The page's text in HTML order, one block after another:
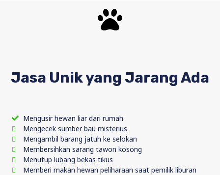
Jasa Unik yang Jarang Ada
Mengusir hewan liar dari rumah
Mengecek sumber bau misterius
Mengambil barang jatuh ke selokan
Membersihkan sarang tawon kosong
Menutup lubang bekas tikus
Memberi makan hewan peliharaan saat pemilik liburan